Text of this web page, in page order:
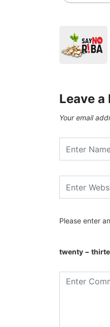
Leave a
Your email
Please enter
twenty −